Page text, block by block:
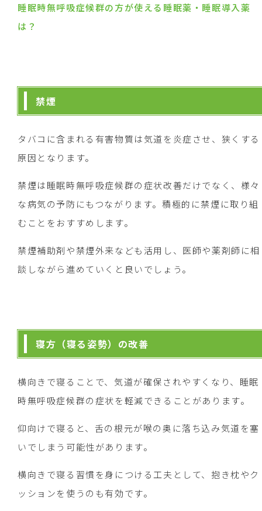
睡眠時無呼吸症候群の方が使える睡眠薬・睡眠導入薬
は？
禁煙
タバコに含まれる有害物質は気道を炎症させ、狭くする
原因となります。
禁煙は睡眠時無呼吸症候群の症状改善だけでなく、様々
な病気の予防にもつながります。積極的に禁煙に取り組
むことをおすすめします。
禁煙補助剤や禁煙外来なども活用し、医師や薬剤師に相
談しながら進めていくと良いでしょう。
寝方（寝る姿勢）の改善
横向きで寝ることで、気道が確保されやすくなり、睡眠
時無呼吸症候群の症状を軽減できることがあります。
仰向けで寝ると、舌の根元が喉の奥に落ち込み気道を塞
いでしまう可能性があります。
横向きで寝る習慣を身につける工夫として、抱き枕やク
ッションを使うのも有効です。